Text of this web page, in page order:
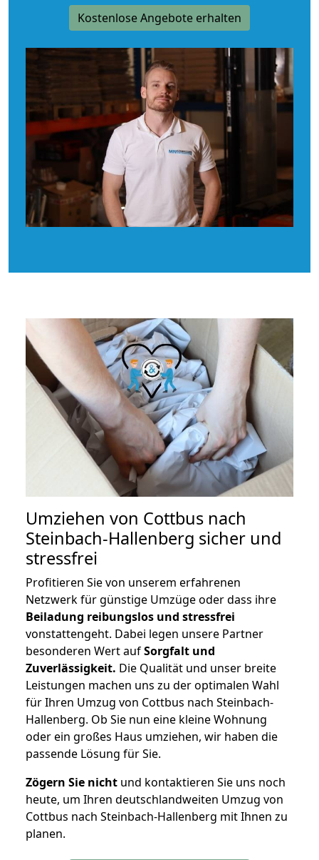
Kostenlose Angebote erhalten
Umziehen von Cottbus nach
Steinbach-Hallenberg sicher und
stressfrei
Profitieren Sie von unserem erfahrenen
Netzwerk für günstige Umzüge oder dass ihre
Beiladung reibungslos und stressfrei
vonstattengeht. Dabei legen unsere Partner
besonderen Wert aufSorgfalt und
Zuverlässigkeit. Die Qualität und unser breite
Leistungen machen uns zu der optimalen Wahl
für Ihren Umzug von Cottbus nach Steinbach-
Hallenberg. Ob Sie nun eine kleine Wohnung
oder ein großes Haus umziehen, wir haben die
passende Lösung für Sie.
Zögern Sie nicht und kontaktieren Sie uns noch
heute, um Ihren deutschlandweiten Umzug von
Cottbus nach Steinbach-Hallenberg mit Ihnen zu
planen.